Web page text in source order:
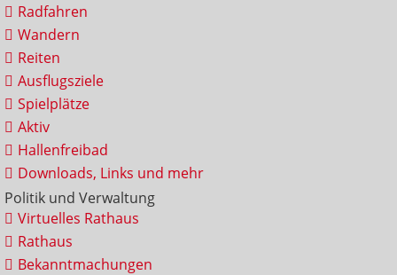
Radfahren
Wandern
Reiten
Ausflugsziele
Spielplätze
Aktiv
Hallenfreibad
Downloads, Links und mehr
Politik und Verwaltung
Virtuelles Rathaus
Rathaus
Bekanntmachungen